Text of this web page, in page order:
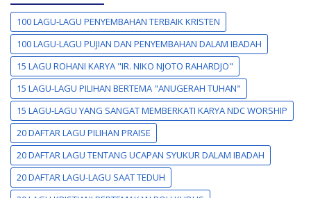
100 LAGU-LAGU PENYEMBAHAN TERBAIK KRISTEN
100 LAGU-LAGU PUJIAN DAN PENYEMBAHAN DALAM IBADAH
15 LAGU ROHANI KARYA "IR. NIKO NJOTO RAHARDJO"
15 LAGU-LAGU PILIHAN BERTEMA "ANUGERAH TUHAN"
15 LAGU-LAGU YANG SANGAT MEMBERKATI KARYA NDC WORSHIP
20 DAFTAR LAGU PILIHAN PRAISE
20 DAFTAR LAGU TENTANG UCAPAN SYUKUR DALAM IBADAH
20 DAFTAR LAGU-LAGU SAAT TEDUH